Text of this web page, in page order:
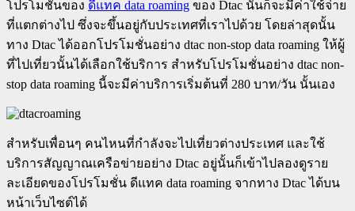
โปรโมชั่นของ ดีแทค data roaming ของ Dtac นั้นก็จะมีค่าใช้จ่าย
ที่แตกต่างไป ซึ่งจะขึ้นอยู่กับประเทศที่เราไปด้วย โดยล่าสุดนั้น
ทาง Dtac ได้ออกโปรโมชั่นอย่าง dtac non-stop data roaming ให้ผู้
ที่ไปเที่ยวนั้นได้เลือกใช้บริการ สำหรับโปรโมชั่นอย่าง dtac non-
stop data roaming นี้จะมีค่าบริการเริ่มต้นที่ 280 บาท/วัน นั้นเอง
สำหรับเพื่อนๆ คนไหนที่กำลังจะไปเที่ยวต่างประเทศ และใช้
บริการสัญญาณเครือข่ายอย่าง Dtac อยู่นั้นก็เข้าไปลองดูราย
ละเอียดของโปรโมชั่น ดีแทค data roaming จากทาง Dtac ได้บน
หน้าเว็บไซต์ได้